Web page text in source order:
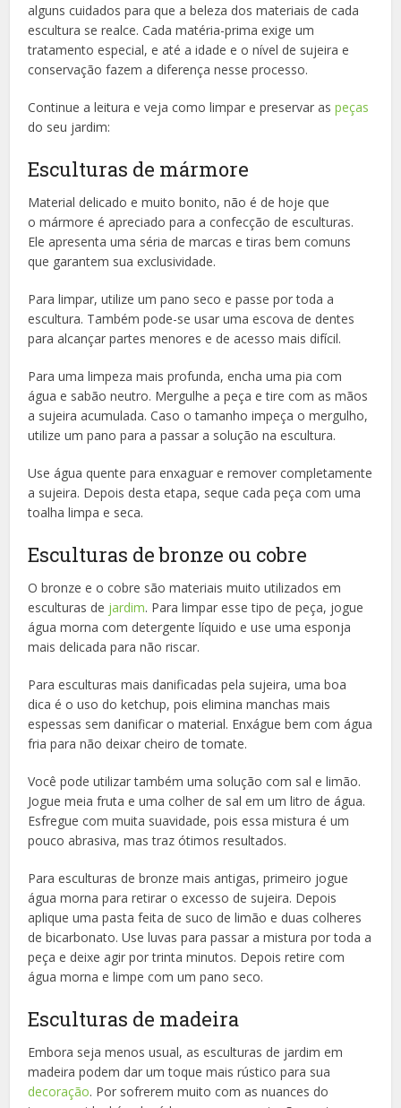
alguns cuidados para que a beleza dos materiais de cada
escultura se realce. Cada matéria-prima exige um
tratamento especial, e até a idade e o nível de sujeira e
conservação fazem a diferença nesse processo.
Continue a leitura e veja como limpar e preservar aspeças
do seu jardim:
Esculturas de mármore
Material delicado e muito bonito, não é de hoje que
o mármore é apreciado para a confecção de esculturas.
Ele apresenta uma séria de marcas e tiras bem comuns
que garantem sua exclusividade.
Para limpar, utilize um pano seco e passe por toda a
escultura. Também pode-se usar uma escova de dentes
para alcançar partes menores e de acesso mais difícil.
Para uma limpeza mais profunda, encha uma pia com
água e sabão neutro. Mergulhe a peça e tire com as mãos
a sujeira acumulada. Caso o tamanho impeça o mergulho,
utilize um pano para a passar a solução na escultura.
Use água quente para enxaguar e remover completamente
a sujeira. Depois desta etapa, seque cada peça com uma
toalha limpa e seca.
Esculturas de bronze ou cobre
O bronze e o cobre são materiais muito utilizados em
esculturas de jardim. Para limpar esse tipo de peça, jogue
água morna com detergente líquido e use uma esponja
mais delicada para não riscar.
Para esculturas mais danificadas pela sujeira, uma boa
dica é o uso do ketchup, pois elimina manchas mais
espessas sem danificar o material. Enxágue bem com água
fria para não deixar cheiro de tomate.
Você pode utilizar também uma solução com sal e limão.
Jogue meia fruta e uma colher de sal em um litro de água.
Esfregue com muita suavidade, pois essa mistura é um
pouco abrasiva, mas traz ótimos resultados.
Para esculturas de bronze mais antigas, primeiro jogue
água morna para retirar o excesso de sujeira. Depois
aplique uma pasta feita de suco de limão e duas colheres
de bicarbonato. Use luvas para passar a mistura por toda a
peça e deixe agir por trinta minutos. Depois retire com
água morna e limpe com um pano seco.
Esculturas de madeira
Embora seja menos usual, as esculturas de jardim em
madeira podem dar um toque mais rústico para sua
decoração. Por sofrerem muito com as nuances do